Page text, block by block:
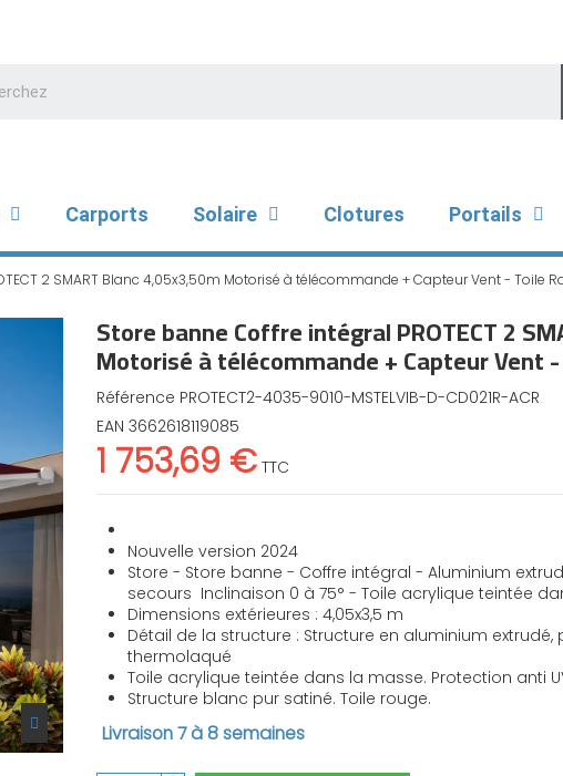
Carports Solaire Clotures Portails
2 SMART Blanc 4,05x3,50m Motorisé à télécommande + Capteur Vent - Toile
Store banne Coffre intégral PROTECT 2
Motorisé à télécommande + Capteur Vent
Référence PROTECT2-4035-9010-MSTELVIB-D-CD021R-ACR
EAN 3662618119085
1 753,69 € TTC
Nouvelle version 2024
Store - Store banne - Coffre intégral - Aluminium
secours Inclinaison 0 à 75° - Toile acrylique teintée
Dimensions extérieures : 4,05x3,5 m
Détail de la structure : Structure en aluminium
thermolaqué
Toile acrylique teintée dans la masse. Protection anti
Structure blanc pur satiné. Toile rouge.
Livraison 7 à 8 semaines